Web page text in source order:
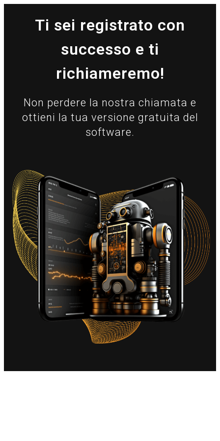
Ti sei registrato con
successo e ti
richiameremo!
Non perdere la nostra chiamata e
ottieni la tua versione gratuita del
software.